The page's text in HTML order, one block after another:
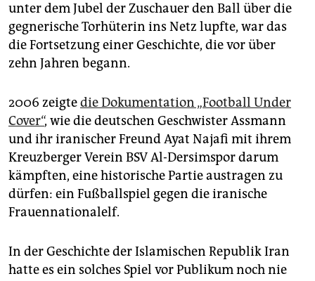
unter dem Jubel der Zuschauer den Ball über die
gegnerische Torhüterin ins Netz lupfte, war das
die Fortsetzung einer Geschichte, die vor über
zehn Jahren begann.
2006 zeigtedie Dokumentation „Football Under
Cover“, wie die deutschen Geschwister Assmann
und ihr iranischer Freund Ayat Najafi mit ihrem
Kreuzberger Verein BSV Al-Dersimspor darum
kämpften, eine historische Partie austragen zu
dürfen: ein Fußballspiel gegen die iranische
Frauennationalelf.
In der Geschichte der Islamischen Republik Iran
hatte es ein solches Spiel vor Publikum noch nie